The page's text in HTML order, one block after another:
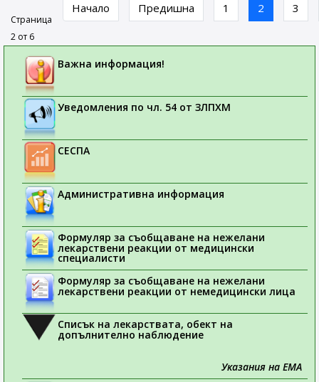
Страница
2 от 6
Начало Предишна 1 2 3
Важна информация!
Уведомления по чл. 54 от ЗЛПХМ
СЕСПА
Административна информация
Формуляр за съобщаване на нежелани
лекарствени реакции от медицински
специалисти
Формуляр за съобщаване на нежелани
лекарствени реакции от немедицински лица
Списък на лекарствата, обект на
допълнително наблюдение
Указания на ЕМА